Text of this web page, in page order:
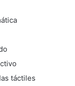
táctiles